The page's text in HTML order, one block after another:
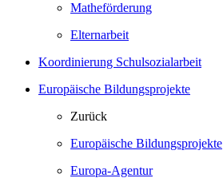
Matheförderung
Elternarbeit
Koordinierung Schulsozialarbeit
Europäische Bildungsprojekte
Zurück
Europäische Bildungsprojekte
Europa-Agentur